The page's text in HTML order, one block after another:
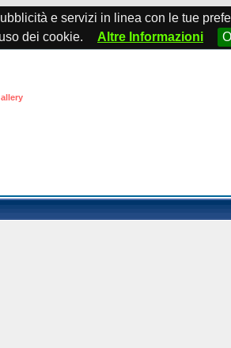
e servizi in linea con le tue
dei cookie.
Altre Informazioni